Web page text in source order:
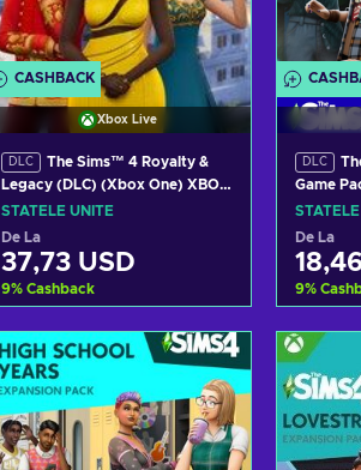
CASHBACK
Xbox Live
DLC
The Sims™ 4 Royalty &
Legacy (DLC) (Xbox One) XBOX
LIVE Key UNITED STATES
STATELE UNITE
De La
37,73 USD
9% Cashback
Adaugă în coș
Vezi ofertele
DLC
Game
Key
De La
9%